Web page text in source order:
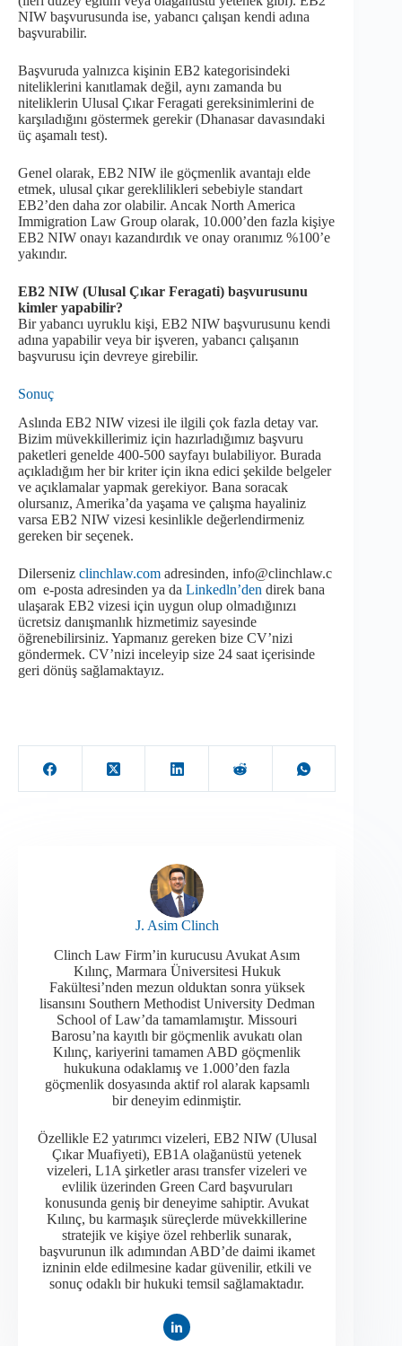
NIW başvurusunda ise, yabancı çalışan kendi adına
başvurabilir.
Başvuruda yalnızca kişinin EB2 kategorisindeki
niteliklerini kanıtlamak değil, aynı zamanda bu
niteliklerin Ulusal Çıkar Feragati gereksinimlerini de
karşıladığını göstermek gerekir (Dhanasar davasındaki
üç aşamalı test).
Genel olarak, EB2 NIW ile göçmenlik avantajı elde
etmek, ulusal çıkar gereklilikleri sebebiyle standart
EB2’den daha zor olabilir. Ancak North America
Immigration Law Group olarak, 10.000’den fazla kişiye
EB2 NIW onayı kazandırdık ve onay oranımız %100’e
yakındır.
EB2 NIW (Ulusal Çıkar Feragati) başvurusunu
kimler yapabilir?
Bir yabancı uyruklu kişi, EB2 NIW başvurusunu kendi
adına yapabilir veya bir işveren, yabancı çalışanın
başvurusu için devreye girebilir.
Sonuç
Aslında EB2 NIW vizesi ile ilgili çok fazla detay var.
Bizim müvekkillerimiz için hazırladığımız başvuru
paketleri genelde 400-500 sayfayı bulabiliyor. Burada
açıkladığım her bir kriter için ikna edici şekilde belgeler
ve açıklamalar yapmak gerekiyor. Bana soracak
olursanız, Amerika’da yaşama ve çalışma hayaliniz
varsa EB2 NIW vizesi kesinlikle değerlendirmeniz
gereken bir seçenek.
Dilerseniz clinchlaw.com adresinden, info@clinchlaw.c
om e-posta adresinden ya da Linkedln’den direk bana
ulaşarak EB2 vizesi için uygun olup olmadığınızı
ücretsiz danışmanlık hizmetimiz sayesinde
öğrenebilirsiniz. Yapmanız gereken bize CV’nizi
göndermek. CV’nizi inceleyip size 24 saat içerisinde
geri dönüş sağlamaktayız.
J. Asim Clinch
Clinch Law Firm’in kurucusu Avukat Asım
Kılınç, Marmara Üniversitesi Hukuk
Fakültesi’nden mezun olduktan sonra yüksek
lisansını Southern Methodist University Dedman
School of Law’da tamamlamıştır. Missouri
Barosu’na kayıtlı bir göçmenlik avukatı olan
Kılınç, kariyerini tamamen ABD göçmenlik
hukukuna odaklamış ve 1.000’den fazla
göçmenlik dosyasında aktif rol alarak kapsamlı
bir deneyim edinmiştir.​
Özellikle E2 yatırımcı vizeleri, EB2 NIW (Ulusal
Çıkar Muafiyeti), EB1A olağanüstü yetenek
vizeleri, L1A şirketler arası transfer vizeleri ve
evlilik üzerinden Green Card başvuruları
konusunda geniş bir deneyime sahiptir. Avukat
Kılınç, bu karmaşık süreçlerde müvekkillerine
stratejik ve kişiye özel rehberlik sunarak,
başvurunun ilk adımından ABD’de daimi ikamet
izninin elde edilmesine kadar güvenilir, etkili ve
sonuç odaklı bir hukuki temsil sağlamaktadır.